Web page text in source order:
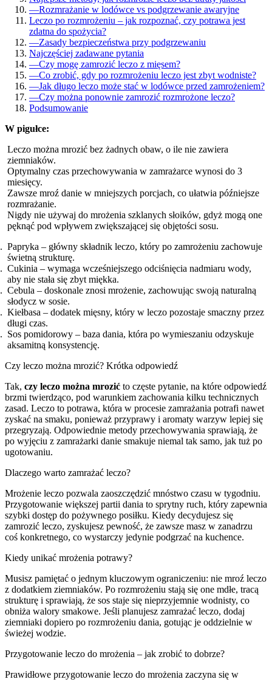
—Rozmrażanie w lodówce vs podgrzewanie awaryjne
Leczo po rozmrożeniu – jak rozpoznać, czy potrawa jest
zdatna do spożycia?
—Zasady bezpieczeństwa przy podgrzewaniu
Najczęściej zadawane pytania
—Czy mogę zamrozić leczo z mięsem?
—Co zrobić, gdy po rozmrożeniu leczo jest zbyt wodniste?
—Jak długo leczo może stać w lodówce przed zamrożeniem?
—Czy można ponownie zamrozić rozmrożone leczo?
Podsumowanie
W pigułce:
Leczo można mrozić bez żadnych obaw, o ile nie zawiera
ziemniaków.
Optymalny czas przechowywania w zamrażarce wynosi do 3
miesięcy.
Zawsze mroź danie w mniejszych porcjach, co ułatwia późniejsze
rozmrażanie.
Nigdy nie używaj do mrożenia szklanych słoików, gdyż mogą one
pęknąć pod wpływem zwiększającej się objętości sosu.
Papryka – główny składnik leczo, który po zamrożeniu zachowuje
świetną strukturę.
Cukinia – wymaga wcześniejszego odciśnięcia nadmiaru wody,
aby nie stała się zbyt miękka.
Cebula – doskonale znosi mrożenie, zachowując swoją naturalną
słodycz w sosie.
Kiełbasa – dodatek mięsny, który w leczo pozostaje smaczny przez
długi czas.
Sos pomidorowy – baza dania, która po wymieszaniu odzyskuje
aksamitną konsystencję.
Czy leczo można mrozić? Krótka odpowiedź
Tak, czy leczo można mrozić to częste pytanie, na które odpowiedź
brzmi twierdząco, pod warunkiem zachowania kilku technicznych
zasad. Leczo to potrawa, która w procesie zamrażania potrafi nawet
zyskać na smaku, ponieważ przyprawy i aromaty warzyw lepiej się
przegryzają. Odpowiednie metody przechowywania sprawiają, że
po wyjęciu z zamrażarki danie smakuje niemal tak samo, jak tuż po
ugotowaniu.
Dlaczego warto zamrażać leczo?
Mrożenie leczo pozwala zaoszczędzić mnóstwo czasu w tygodniu.
Przygotowanie większej partii dania to sprytny ruch, który zapewnia
szybki dostęp do pożywnego posiłku. Kiedy decydujesz się
zamrozić leczo, zyskujesz pewność, że zawsze masz w zanadrzu
coś konkretnego, co wystarczy jedynie podgrzać na kuchence.
Kiedy unikać mrożenia potrawy?
Musisz pamiętać o jednym kluczowym ograniczeniu: nie mroź leczo
z dodatkiem ziemniaków. Po rozmrożeniu stają się one mdłe, tracą
strukturę i sprawiają, że sos staje się nieprzyjemnie wodnisty, co
obniża walory smakowe. Jeśli planujesz zamrażać leczo, dodaj
ziemniaki dopiero po rozmrożeniu dania, gotując je oddzielnie w
świeżej wodzie.
Przygotowanie leczo do mrożenia – jak zrobić to dobrze?
Prawidłowe przygotowanie leczo do mrożenia zaczyna się w